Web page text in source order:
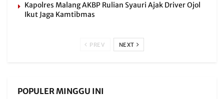
Kapolres Malang AKBP Rulian Syauri Ajak Driver Ojol
Ikut Jaga Kamtibmas
PREV NEXT
POPULER MINGGU INI